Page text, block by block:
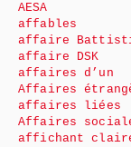
AESA
affables
affaire
affaire DSK
affaires d’un
Affaires
affaires liées
Affaires
affichant